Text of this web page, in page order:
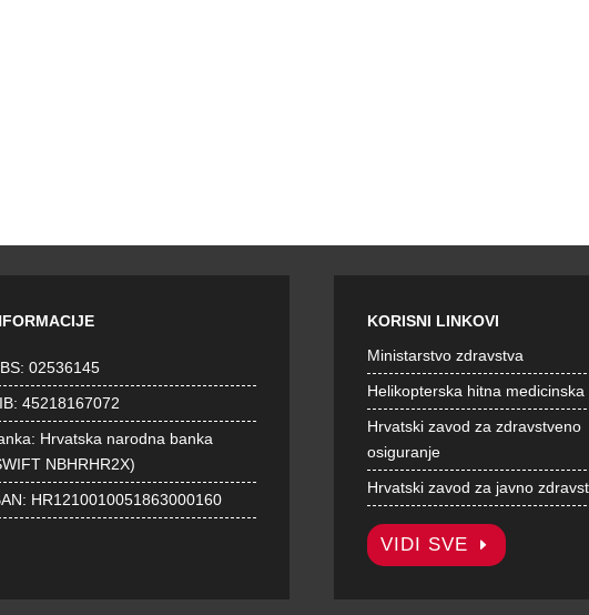
02536145
45218167072
Hrvatska narodna banka
NBHRHR2X)
HR1210010051863000160
KORISNI LINKOVI
Ministarstvo zdravstva
Helikopterska hitna medicinska
Hrvatski zavod za zdravstveno
osiguranje
Hrvatski zavod za javno
VIDI SVE